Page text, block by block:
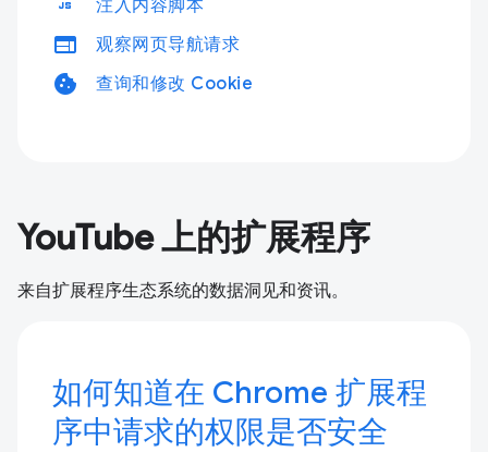
javascript 注入内容脚本
web 观察网页导航请求
cookie 查询和修改 Cookie
YouTube 上的扩展程序
来自扩展程序生态系统的数据洞见和资讯。
如何知道在 Chrome 扩展程
序中请求的权限是否安全